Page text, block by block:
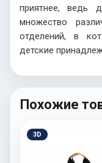
приятнее, ведь
множество
отделений, в
детские
Похожие
3D